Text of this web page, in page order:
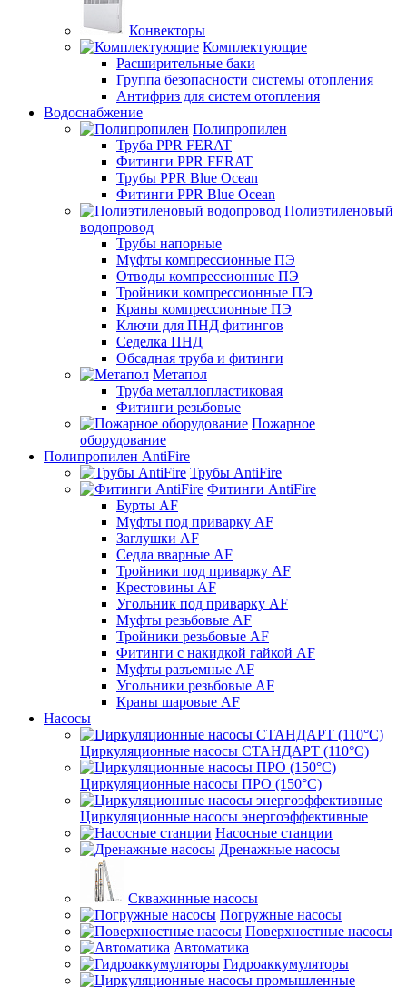
Конвекторы
Комплектующие
Расширительные баки
Группа безопасности системы отопления
Антифриз для систем отопления
Водоснабжение
Полипропилен
Труба PPR FERAT
Фитинги PPR FERAT
Трубы PPR Blue Ocean
Фитинги PPR Blue Ocean
Полиэтиленовый
водопровод
Трубы напорные
Муфты компрессионные ПЭ
Отводы компрессионные ПЭ
Тройники компрессионные ПЭ
Краны компрессионные ПЭ
Ключи для ПНД фитингов
Седелка ПНД
Обсадная труба и фитинги
Метапол
Труба металлопластиковая
Фитинги резьбовые
Пожарное
оборудование
Полипропилен AntiFire
Трубы AntiFire
Фитинги AntiFire
Бурты AF
Муфты под приварку AF
Заглушки AF
Седла вварные AF
Тройники под приварку AF
Крестовины AF
Угольник под приварку AF
Муфты резьбовые AF
Тройники резьбовые AF
Фитинги с накидкой гайкой AF
Муфты разъемные AF
Угольники резьбовые AF
Краны шаровые AF
Насосы
Циркуляционные насосы СТАНДАРТ (110°C)
Циркуляционные насосы ПРО (150°C)
Циркуляционные насосы энергоэффективные
Насосные станции
Дренажные насосы
Скважинные насосы
Погружные насосы
Поверхностные насосы
Автоматика
Гидроаккумуляторы